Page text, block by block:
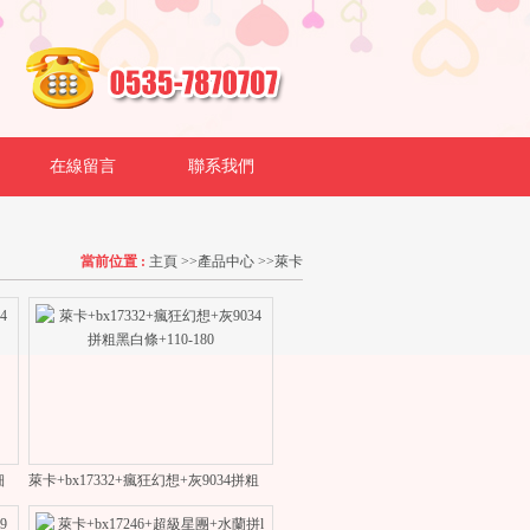
在線留言 聯系我們
當前位置 : 主頁 >>產品中心 >>萊卡
白條+110-180
萊卡+bx17332+瘋狂幻想+灰9034拼粗黑白條+110-180